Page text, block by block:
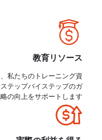
教育リソース
私たちのトレーニング資
テップバイステップのガ
の向上をサポートします。